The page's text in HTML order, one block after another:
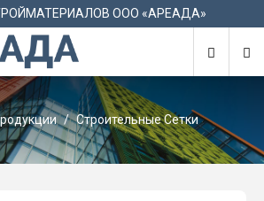
ООО «АРЕАДА»
Строительные Сетки